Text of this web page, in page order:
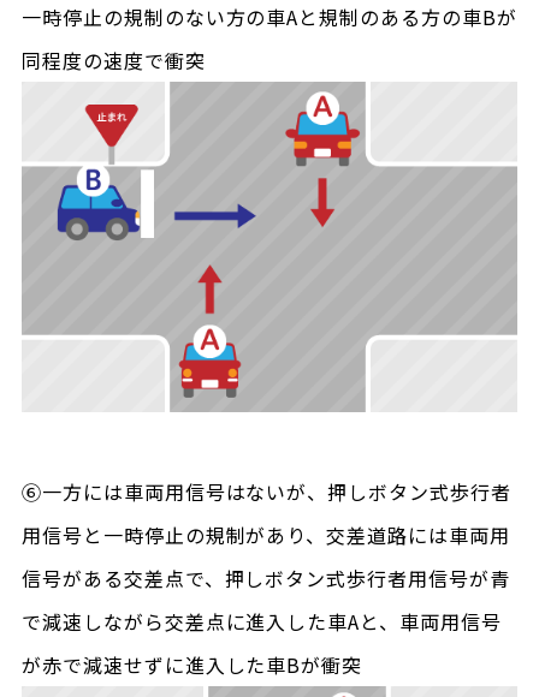
一時停止の規制のない方の車Aと規制のある方の車Bが
同程度の速度で衝突
⑥一方には車両用信号はないが、押しボタン式歩行者
用信号と一時停止の規制があり、交差道路には車両用
信号がある交差点で、押しボタン式歩行者用信号が青
で減速しながら交差点に進入した車Aと、車両用信号
が赤で減速せずに進入した車Bが衝突